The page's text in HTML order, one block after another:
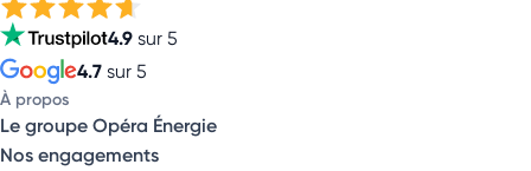
4.9 sur 5
4.7 sur 5
À propos
Le groupe Opéra Énergie
Nos engagements